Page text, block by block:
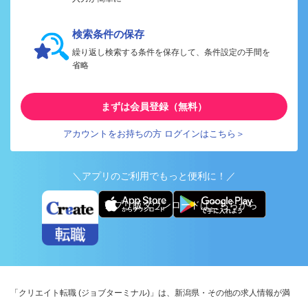
検索条件の保存
繰り返し検索する条件を保存して、条件設定の手間を
省略
まずは会員登録（無料）
アカウントをお持ちの方 ログインはこちら＞
＼アプリのご利用でもっと便利に！／
アプリ版ダウンロードはこちらから
「クリエイト転職 (ジョブターミナル)」は、新潟県・その他の求人情報が満